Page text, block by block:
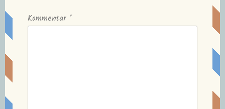
Kommentar *